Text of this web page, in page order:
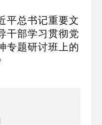
平总书记重要文
干部学习贯彻党
专题研讨班上的